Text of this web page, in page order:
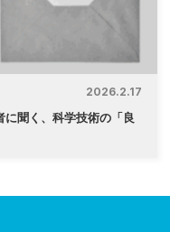
2026.2.17
聞く、科学技術の「良